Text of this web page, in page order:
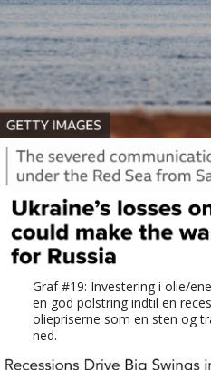
Graf #19: Investering i olie/
en god polstring indtil en
oliepriserne som en sten og
ned.